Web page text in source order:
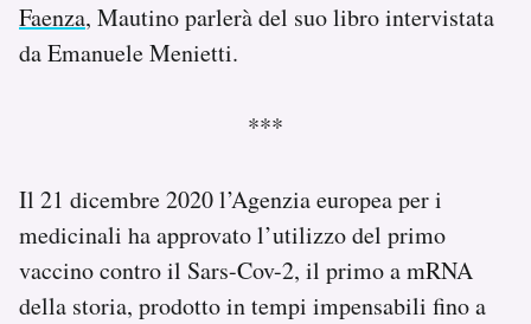
Faenza, Mautino parlerà del suo libro intervistata
da Emanuele Menietti.
***
Il 21 dicembre 2020 l’Agenzia europea per i
medicinali ha approvato l’utilizzo del primo
vaccino contro il Sars-Cov-2, il primo a mRNA
della storia, prodotto in tempi impensabili fino a